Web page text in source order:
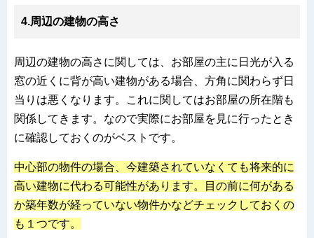
4.周辺の建物の高さ
周辺の建物の高さに関しては、お部屋の主に日光が入る
窓の近くに背が高い建物がある場合、方角に関わらず日
当りは悪くなります。これに関してはお部屋の所在階も
関係してきます。なので実際にお部屋を見に行ったとき
に確認しておくのがベストです。
中心部の物件の場合、今建築されていなくても将来的に
高い建物に代わる可能性があります。目の前に何がある
か築年数が経っていない物件かなどチェックしておくの
も１つです。